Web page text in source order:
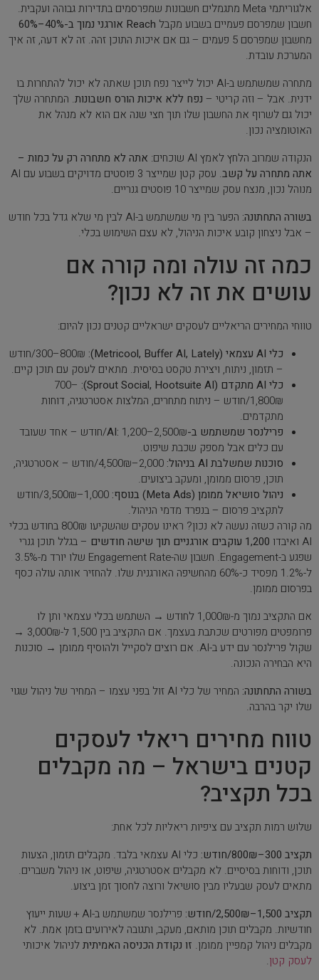
אלגוריתמי Meta מתגמלים חשבונות שמפרסמים בתדירות גבוהה ועקבית.
חשבון שמפרסם פעמיים בשבוע מקבל Reach אורגני נמוך ב-40%–60%
מחשבון שמפרסם 5 פעמים – גם אם איכות התוכן זהה. זה לא דעה, זה איך
המערכת עובדת.
מתחרה שמשתמש ב-AI יכול לייצר נפח תוכן שאתה לא יכול להתחרות בו
ידנית. אבל – וזה קריטי – נפח ללא איכות הורס חשבונות. המתחרה שלך
יכול גם לשרוף את החשבון שלו תוך חצי שנה אם הוא לא מנהל את
האוטומציה נכון.
הנקודה שמרוב הלחץ לאמץ AI שוכחים:
אתה לא מתחרה רק על כמות –
אתה מתחרה על קשב
. עסק קטן שמייצר 3 פוסטים מדויקים בשבוע עם AI
מנוהל נכון, מנצח עסק שמייצר 10 פוסטים גנריים.
בשורה התחתונה:
הפער בין מי שמשתמש ב-AI לבין מי שלא גדל בכל חודש
– אבל ניצחון קובע איכות הניהול, לא עצם השימוש בכלי.
כמה זה עולה ומה קורה אם
עושים את זה לא נכון?
טווחי המחירים הריאליים לעסקים ישראליים קטנים נכון להיום:
כלי AI עצמאי (Metricool, Buffer AI, Lately):
300–800₪/חודש
– תזמון, ניתוח, ויצירת טקסט בסיסית. מתאים לעסק עם תוכן קיים.
כלי AI מתקדם (Sprout Social, Hootsuite AI):
700–
1,800₪/חודש – ניתוח מתחרים, המלצות אסטרטגיה, דוחות
מתקדמים.
פרילנסר שמשתמש ב-AI:
1,200–2,500₪/חודש – אחד שעובד
עם כלים אבל מספק שכבת שיפוט.
סוכנות שמשלבת AI בניהול:
2,000–4,500₪/חודש – אסטרטגיה,
תוכן, פרסום ממומן, ומעקב ביצועים.
ניהול סושיאל ממומן (Meta Ads) בנוסף:
1,000–3,500₪/חודש
לתקציב פרסום – בנפרד מדמי הניהול.
מה קורה כשזה נעשה לא נכון? ראינו עסקים שהשקיעו 800₪ בחודש בכלי
AI ואיבדו
1,200 עוקבים אורגניים תוך שישה חודשים
– בגלל תוכן גנרי
שפגע ב-Engagement. חשבון שה-Engagement Rate שלו יורד מ-3.5%
ל-1.2% מפסיד כ-60% מהחשיפה האורגנית שלו. להחזיר אותה עולה כסף
בפרסום ממומן.
אם התקציב נמוך מ-1,000₪ לחודש → השתמש בכלי עצמאי ותן לו
פרומפטים מפורטים שכתבת בעצמך. אם התקציב בין 1,500 ל-3,000₪ →
שקול פרילנסר עם ידע ב-AI. אם רוצים לסקייל ולהוסיף ממומן → סוכנות
היא הבחירה הנכונה.
בשורה התחתונה:
המחיר של כלי AI זול בפני עצמו – המחיר של ניהול שגוי
שלו יקר בהרבה.
טווח מחירים ריאלי לעסקים
קטנים בישראל – מה מקבלים
בכל תקציב?
שלוש רמות תקציב עם ציפיות ריאליות לכל אחת:
תקציב 300–800₪/חודש:
כלי AI עצמאי בלבד. מקבלים תזמון, הצעות
תוכן, ודוחות בסיסיים. לא מקבלים אסטרטגיה, שיפוט, או ניהול משברים.
מתאים לעסק שבעליו מבין סושיאל ורוצה לחסוך זמן ביצוע.
תקציב 1,500–2,500₪/חודש:
פרילנסר שמשתמש ב-AI + שעות ייעוץ
חודשיות. מקבלים תוכן מותאם, מעקב, ותגובה לאירועים בזמן אמת. לא
מקבלים ניהול קמפיין ממומן. זו נקודת הכניסה האמיתיתלניהול איכותי
לעסק קטן.